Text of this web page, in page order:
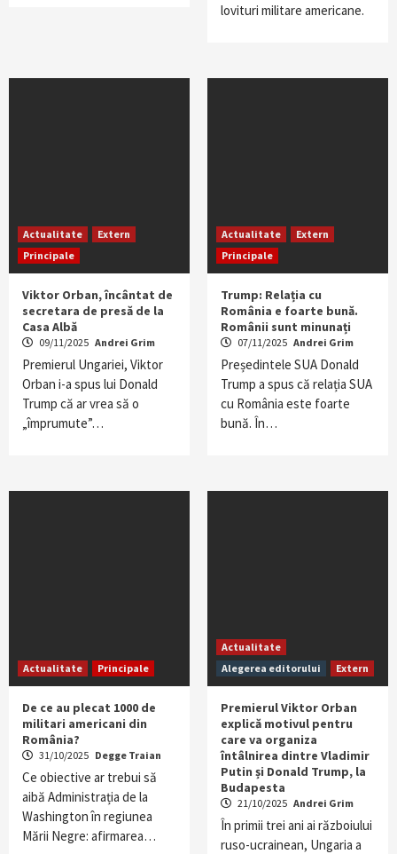
lovituri militare americane.
Actualitate
Extern
Principale
Viktor Orban, încântat de
secretara de presă de la
Casa Albă
09/11/2025 Andrei Grim
Premierul Ungariei, Viktor
Orban i-a spus lui Donald
Trump că ar vrea să o
„împrumute”…
Actualitate
Extern
Principale
Trump: Relația cu
România e foarte bună.
Românii sunt minunați
07/11/2025 Andrei Grim
Președintele SUA Donald
Trump a spus că relația SUA
cu România este foarte
bună. În…
Actualitate Principale
De ce au plecat 1000 de
militari americani din
România?
31/10/2025 Degge Traian
Ce obiective ar trebui să
aibă Administrația de la
Washington în regiunea
Mării Negre: afirmarea…
Actualitate
Alegerea editorului
Extern
Premierul Viktor Orban
explică motivul pentru
care va organiza
întâlnirea dintre Vladimir
Putin și Donald Trump, la
Budapesta
21/10/2025 Andrei Grim
În primii trei ani ai războiului
ruso-ucrainean, Ungaria a